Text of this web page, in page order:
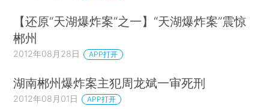
【还原“天湖爆炸案”之一】“天湖爆炸案”震惊
郴州
2012年08月28日 APP打开
湖南郴州爆炸案主犯周龙斌一审死刑
2012年08月01日 APP打开